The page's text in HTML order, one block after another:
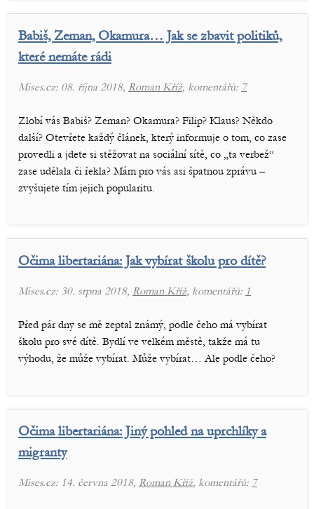
Babiš, Zeman, Okamura… Jak se zbavit politiků,
které nemáte rádi
Mises.cz: 08. října 2018, Roman Kříž, komentářů: 7
Zlobí vás Babiš? Zeman? Okamura? Filip? Klaus? Někdo
další? Otevřete každý článek, který informuje o tom, co zase
provedli a jdete si stěžovat na sociální sítě, co „ta verbež“
zase udělala či řekla? Mám pro vás asi špatnou zprávu –
zvyšujete tím jejich popularitu.
Očima libertariána: Jak vybírat školu pro dítě?
Mises.cz: 30. srpna 2018, Roman Kříž, komentářů: 1
Před pár dny se mě zeptal známý, podle čeho má vybírat
školu pro své dítě. Bydlí ve velkém městě, takže má tu
výhodu, že může vybírat. Může vybírat… Ale podle čeho?
Očima libertariána: Jiný pohled na uprchlíky a
migranty
Mises.cz: 14. června 2018, Roman Kříž, komentářů: 7